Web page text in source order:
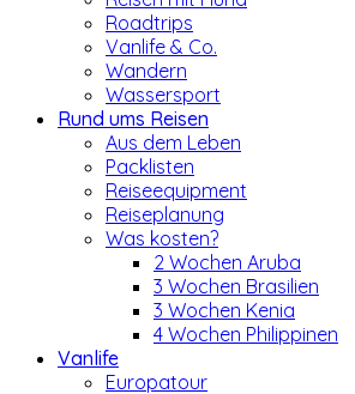
Roadtrips
Vanlife & Co.
Wandern
Wassersport
Rund ums Reisen
Aus dem Leben
Packlisten
Reiseequipment
Reiseplanung
Was kosten?
2 Wochen Aruba
3 Wochen Brasilien
3 Wochen Kenia
4 Wochen Philippinen
Vanlife
Europatour